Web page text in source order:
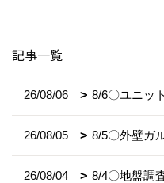
記事一覧
26/08/06 8/6〇ユニッ
26/08/05 8/5〇外壁ガ
26/08/04 8/4〇地盤調